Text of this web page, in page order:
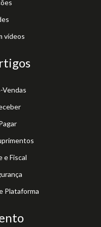
vídeos
Vendas
e Fiscal
Plataforma